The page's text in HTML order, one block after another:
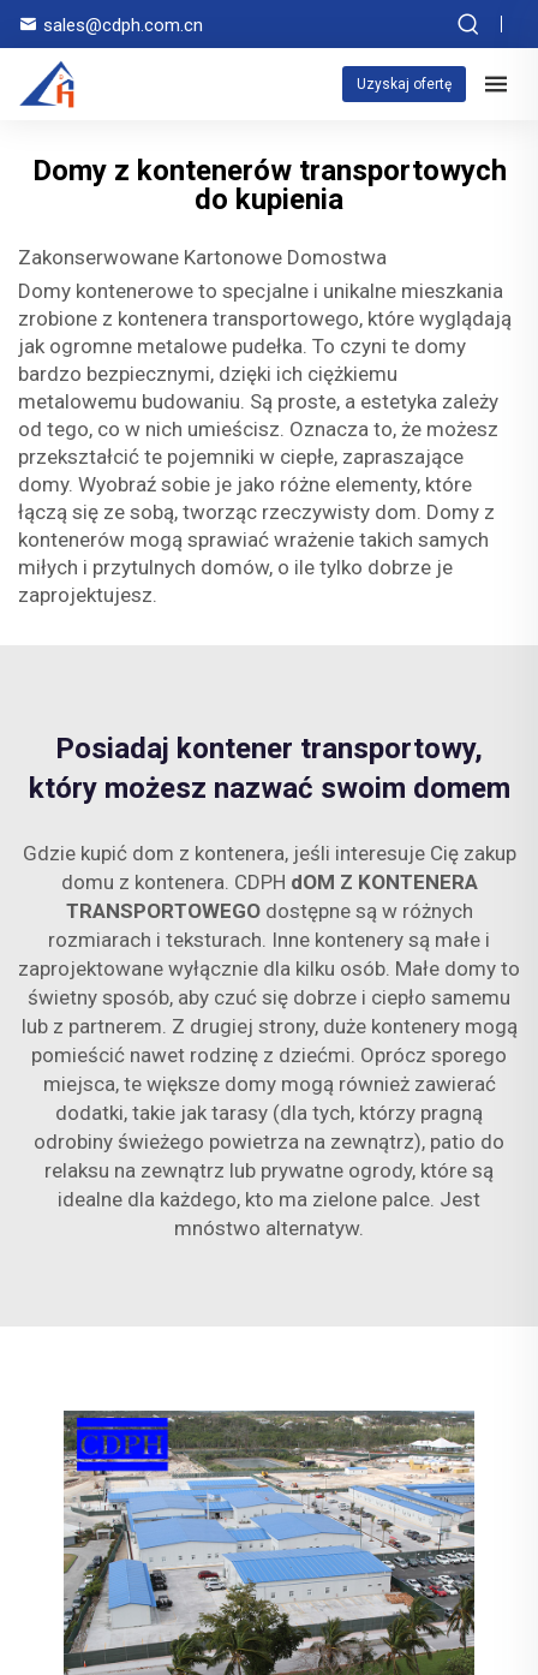
sales@cdph.com.cn
Uzyskaj ofertę
Domy z kontenerów transportowych
do kupienia
Zakonserwowane Kartonowe Domostwa
Domy kontenerowe to specjalne i unikalne mieszkania
zrobione z kontenera transportowego, które wyglądają
jak ogromne metalowe pudełka. To czyni te domy
bardzo bezpiecznymi, dzięki ich ciężkiemu
metalowemu budowaniu. Są proste, a estetyka zależy
od tego, co w nich umieścisz. Oznacza to, że możesz
przekształcić te pojemniki w ciepłe, zapraszające
domy. Wyobraź sobie je jako różne elementy, które
łączą się ze sobą, tworząc rzeczywisty dom. Domy z
kontenerów mogą sprawiać wrażenie takich samych
miłych i przytulnych domów, o ile tylko dobrze je
zaprojektujesz.
Posiadaj kontener transportowy,
który możesz nazwać swoim domem
Gdzie kupić dom z kontenera, jeśli interesuje Cię zakup
domu z kontenera. CDPH dOM Z KONTENERA
TRANSPORTOWEGO dostępne są w różnych
rozmiarach i teksturach. Inne kontenery są małe i
zaprojektowane wyłącznie dla kilku osób. Małe domy to
świetny sposób, aby czuć się dobrze i ciepło samemu
lub z partnerem. Z drugiej strony, duże kontenery mogą
pomieścić nawet rodzinę z dziećmi. Oprócz sporego
miejsca, te większe domy mogą również zawierać
dodatki, takie jak tarasy (dla tych, którzy pragną
odrobiny świeżego powietrza na zewnątrz), patio do
relaksu na zewnątrz lub prywatne ogrody, które są
idealne dla każdego, kto ma zielone palce. Jest
mnóstwo alternatyw.